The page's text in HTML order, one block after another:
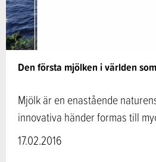
Den första mjölken i världen
Mjölk är en enastående
innovativa händer formas till
17.02.2016